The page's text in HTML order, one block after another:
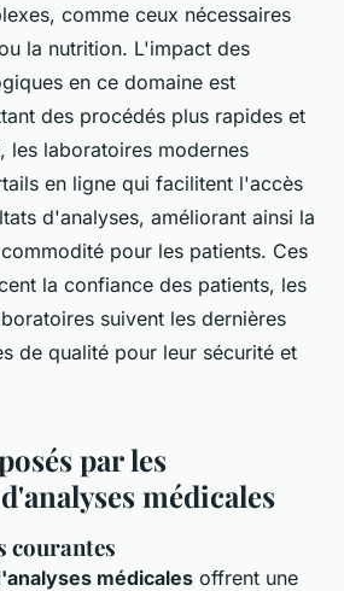
comme ceux nécessaires
la nutrition. L'impact des
en ce domaine est
des procédés plus rapides et
les laboratoires modernes
en ligne qui facilitent l'accès
d'analyses, améliorant ainsi la
pour les patients. Ces
la confiance des patients, les
suivent les dernières
de qualité pour leur sécurité et
par les
médicales
courantes
médicales offrent une